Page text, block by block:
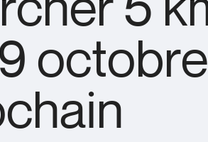
octobre